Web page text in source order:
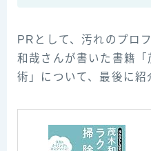
PRとして、汚れのプロ
和哉さんが書いた書籍
術」について、最後に紹